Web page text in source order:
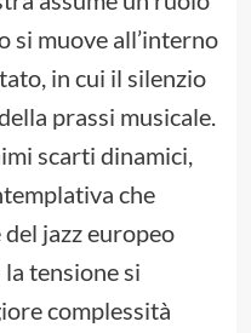
si muove all’interno
in cui il silenzio
prassi musicale.
scarti dinamici,
che
jazz europeo
la tensione si
complessità